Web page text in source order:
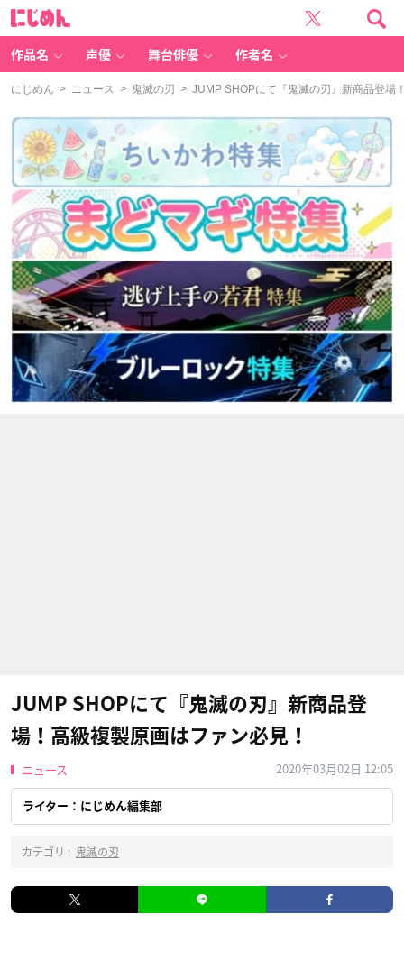
作品名 声優 舞台俳優 作者名
にじめん > ニュース > 鬼滅の刃 > JUMP SHOPにて『鬼滅の刃』新商品登場
JUMP SHOPにて『鬼滅の刃』新商品登
場！高級複製原画はファン必見！
ニュース 2020年03月02日 12:05
ライター：にじめん編集部
カテゴリ : 鬼滅の刃